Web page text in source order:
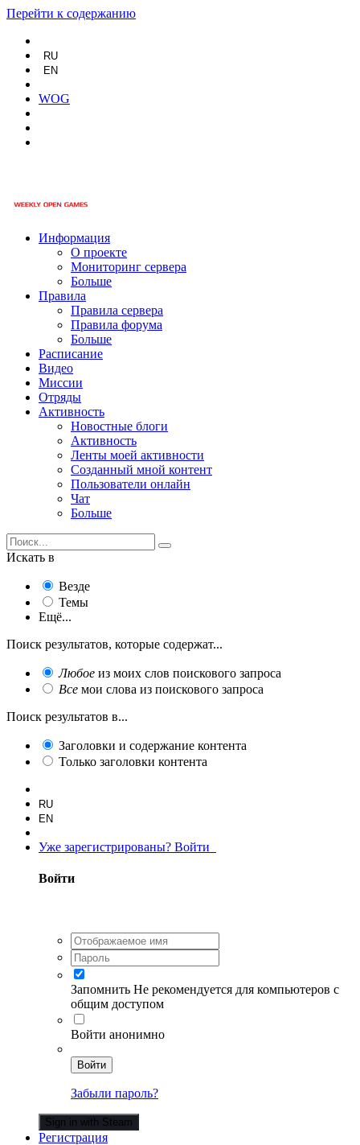
Перейти к содержанию
RU
EN
WOG
Информация
О проекте
Мониторинг сервера
Больше
Правила
Правила сервера
Правила форума
Больше
Расписание
Видео
Миссии
Отряды
Активность
Новостные блоги
Активность
Ленты моей активности
Созданный мной контент
Пользователи онлайн
Чат
Больше
Искать в
Везде
Темы
Ещё...
Поиск результатов, которые содержат...
Любое из моих слов поискового запроса
Все мои слова из поискового запроса
Поиск результатов в...
Заголовки и содержание контента
Только заголовки контента
RU
EN
Уже зарегистрированы? Войти
Войти
Запомнить Не рекомендуется для компьютеров с
общим доступом
Войти анонимно
Войти
Забыли пароль?
Sign in with Steam
Регистрация